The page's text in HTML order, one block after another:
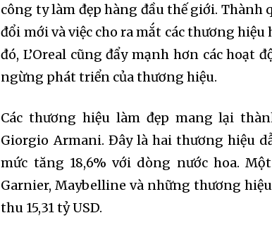
công ty làm đẹp hàng đầu thế giới. Thành
đổi mới và việc cho ra mắt các thương
đó, L’Oreal cũng đẩy mạnh hơn các
ngừng phát triển của thương hiệu.
Các thương hiệu làm đẹp mang lại
Giorgio Armani. Đây là hai thương hiệu
mức tăng 18,6% với dòng nước hoa.
Garnier, Maybelline và những thương
thu 15,31 tỷ USD.